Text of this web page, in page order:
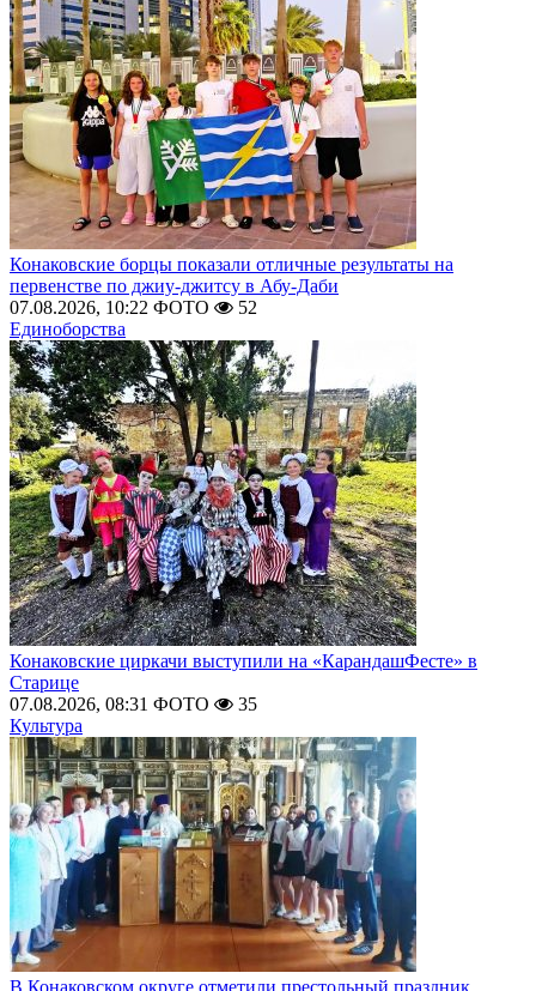
Конаковские борцы показали отличные результаты на
первенстве по джиу-джитсу в Абу-Даби
07.08.2026, 10:22 ФОТО
52
Единоборства
Конаковские циркачи выступили на «КарандашФесте» в
Старице
07.08.2026, 08:31 ФОТО
35
Культура
В Конаковском округе отметили престольный праздник